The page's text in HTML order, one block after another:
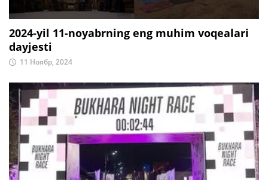
2024-yil 11-noyabrning eng muhim voqealari
dayjesti
11 Ноябр, 2024